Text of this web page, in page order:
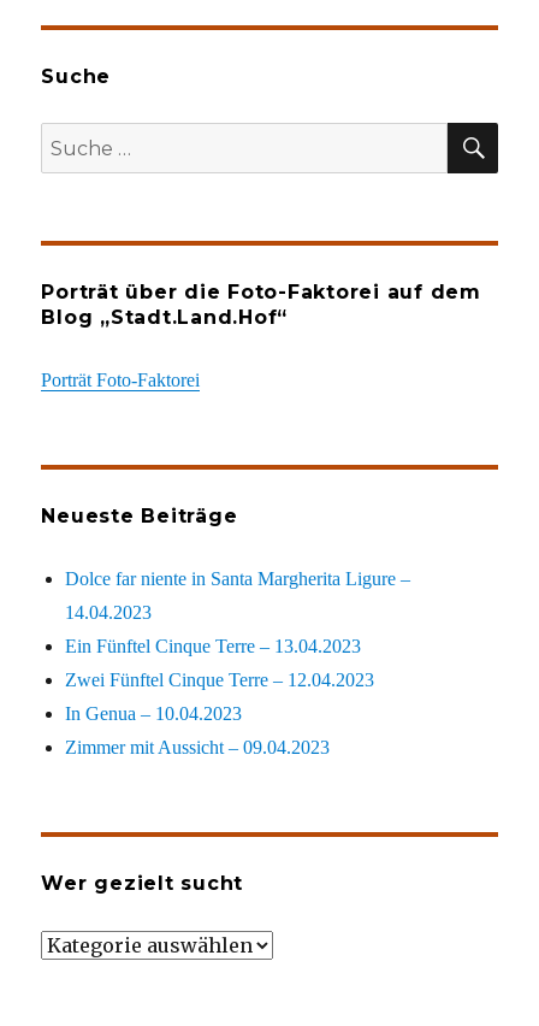
Suche
Suche
nach:
Porträt über die Foto-Faktorei auf dem
Blog „Stadt.Land.Hof“
Porträt Foto-Faktorei
Neueste Beiträge
Dolce far niente in Santa Margherita Ligure –
14.04.2023
Ein Fünftel Cinque Terre – 13.04.2023
Zwei Fünftel Cinque Terre – 12.04.2023
In Genua – 10.04.2023
Zimmer mit Aussicht – 09.04.2023
Wer gezielt sucht
Wer